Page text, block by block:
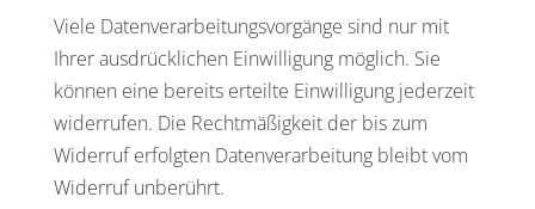
Viele Datenverarbeitungsvorgänge sind nur mit
Ihrer ausdrücklichen Einwilligung möglich. Sie
können eine bereits erteilte Einwilligung jederzeit
widerrufen. Die Rechtmäßigkeit der bis zum
Widerruf erfolgten Datenverarbeitung bleibt vom
Widerruf unberührt.